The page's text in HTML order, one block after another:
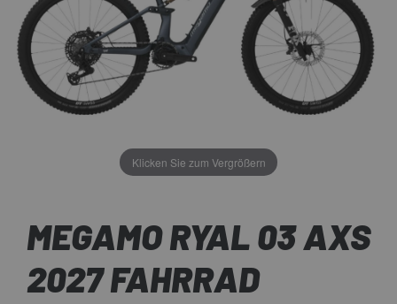
Klicken Sie zum Vergrößern
MEGAMO RYAL 03 AXS
2027 FAHRRAD